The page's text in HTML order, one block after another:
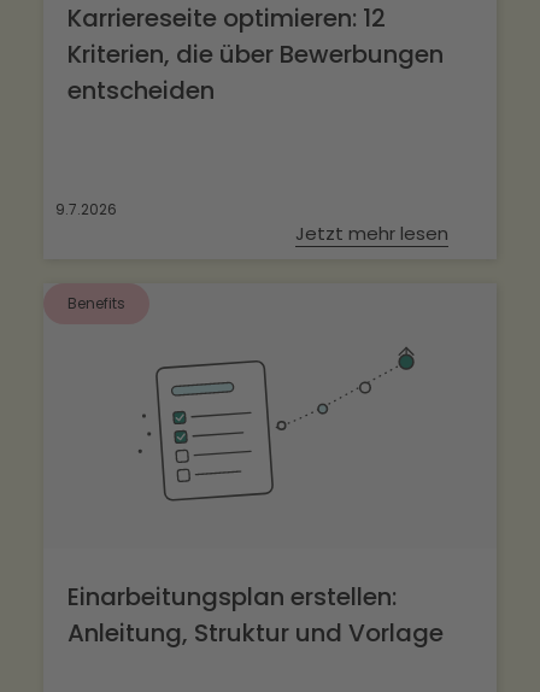
Karriereseite optimieren: 12
Kriterien, die über Bewerbungen
entscheiden
9.7.2026
Jetzt mehr lesen
Benefits
Einarbeitungsplan erstellen:
Anleitung, Struktur und Vorlage